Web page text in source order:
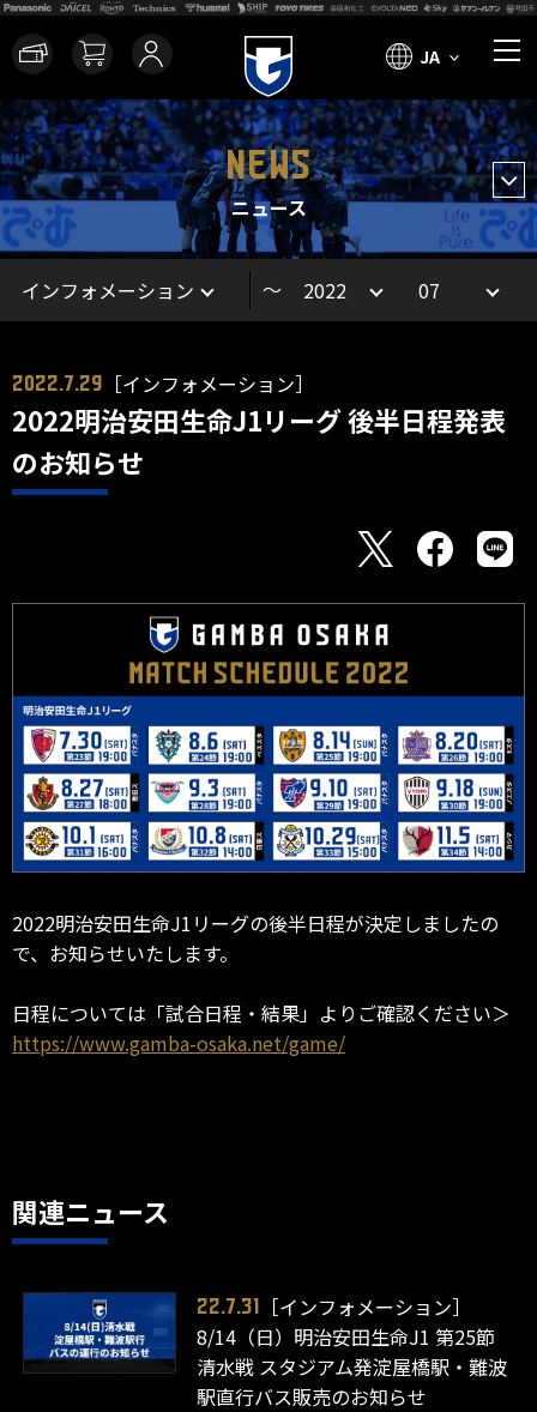
JA
NEWS
ニュース
～
2022.7.29 ［インフォメーション］
2022明治安田生命J1リーグ 後半日程発表
のお知らせ
2022明治安田生命J1リーグの後半日程が決定しましたの
で、お知らせいたします。
日程については「試合日程・結果」よりご確認ください＞
https://www.gamba-osaka.net/game/
関連ニュース
22.7.31
［インフォメーション］
8/14（日）明治安田生命J1 第25節
清水戦 スタジアム発淀屋橋駅・難波
駅直行バス販売のお知らせ